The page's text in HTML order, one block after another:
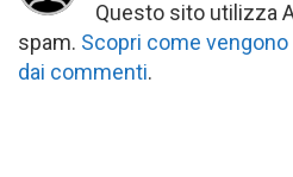
Questo sito utilizza
spam. Scopri come
dai commenti.